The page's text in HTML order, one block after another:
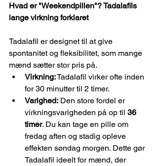
Hvad er "Weekendpillen"? Tadalafils
lange virkning forklaret
Tadalafil er designet til at give
spontanitet og fleksibilitet, som mange
mænd sætter stor pris på.
Virkning: Tadalafil virker ofte inden
for 30 minutter til 2 timer.
Varighed: Den store fordel er
virkningsvarigheden på op til 36
timer. Du kan tage en pille om
fredag aften og stadig opleve
effekten søndag morgen. Dette gør
Tadalafil ideelt for mænd, der